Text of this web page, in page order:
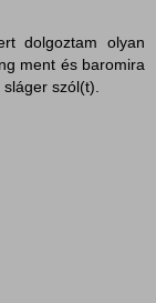
dolgoztam olyan
ment és baromira
szól(t).